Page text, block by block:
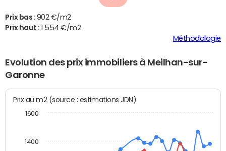
Prix bas : 902 €/m2
Prix haut :
1 554 €/m2
Méthodologie
Evolution des prix immobiliers à Meilhan-sur-
Garonne
Prix au m2 (source : estimations JDN)
1400
1600